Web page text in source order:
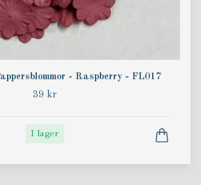
- Raspberry - FL017
39 kr
I lager